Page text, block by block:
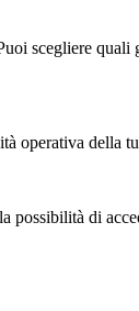
scegliere
operativa della
possibilità di